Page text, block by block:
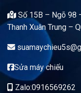
Số 15B – Ngõ 98
Thanh Xuân Trung –
Sửa máy chiếu
Zalo:0916569262